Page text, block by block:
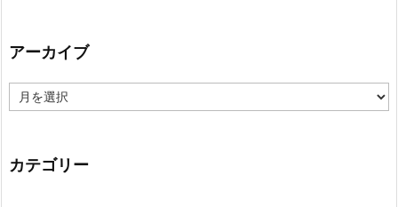
アーカイブ
ー
ブ
カテゴリー